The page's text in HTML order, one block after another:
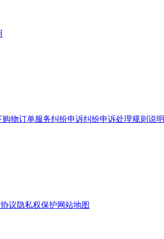
购物订单服务纠纷申诉纠纷申诉处理规则说明
议隐私权保护网站地图